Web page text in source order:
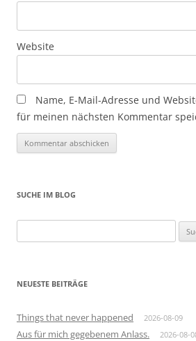
Website
Name, E-Mail-Adresse und
für meinen nächsten Kommentar
SUCHE IM BLOG
nach:
NEUESTE BEITRÄGE
Things that never happened 2026-08-09
Aus für mich gegebenem Anlass. 2026-08-